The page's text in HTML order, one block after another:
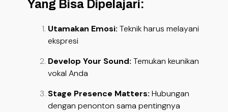
Yang Bisa Dipelajari:
Utamakan Emosi: Teknik harus melayani
ekspresi
Develop Your Sound: Temukan keunikan
vokal Anda
Stage Presence Matters: Hubungan
dengan penonton sama pentingnya